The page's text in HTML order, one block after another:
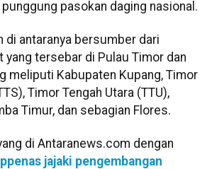
pasokan daging nasional.
di antaranya bersumber dari
yang tersebar di Pulau Timor dan
meliputi Kabupaten Kupang, Timor
Timor Tengah Utara (TTU),
Timur, dan sebagian Flores.
di Antaranews.com dengan
jajaki pengembangan